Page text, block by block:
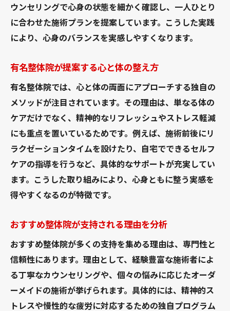
ウンセリングで心身の状態を細かく確認し、一人ひとり
に合わせた施術プランを提案しています。こうした実践
により、心身のバランスを実感しやすくなります。
有名整体院が提案する心と体の整え方
有名整体院では、心と体の両面にアプローチする独自の
メソッドが注目されています。その理由は、単なる体の
ケアだけでなく、精神的なリフレッシュやストレス軽減
にも重点を置いているためです。例えば、施術前後にリ
ラクゼーションタイムを設けたり、自宅でできるセルフ
ケアの指導を行うなど、具体的なサポートが充実してい
ます。こうした取り組みにより、心身ともに整う実感を
得やすくなるのが特徴です。
おすすめ整体院が支持される理由を分析
おすすめ整体院が多くの支持を集める理由は、専門性と
信頼性にあります。理由として、経験豊富な施術者によ
る丁寧なカウンセリングや、個々の悩みに応じたオーダ
ーメイドの施術が挙げられます。具体的には、精神的ス
トレスや慢性的な疲労に対応するための独自プログラム